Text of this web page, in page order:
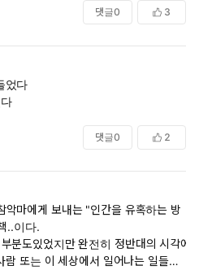
댓글0 3
었다
댓글0 2
악마에게 보내는 "인간을 유혹하는 방
..이다.
분도있었지만 완전히 정반대의 시각에
또는 이 세상에서 일어나는 일들을